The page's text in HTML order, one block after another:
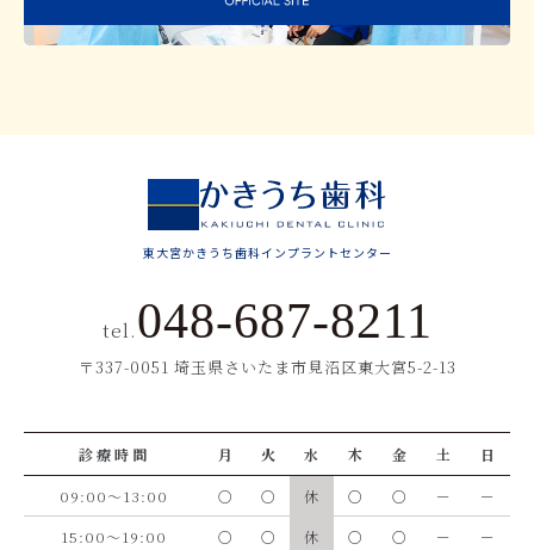
東大宮かきうち歯科インプラントセンター
tel.048-687-8211
〒337-0051 埼玉県さいたま市見沼区東大宮5-2-13
診療時間 月 火 水 木 金 土 日
09:00～13:00 ○ ○ 休 ○ ○ －
－
15:00～19:00
○ ○ 休 ○ ○ －
－